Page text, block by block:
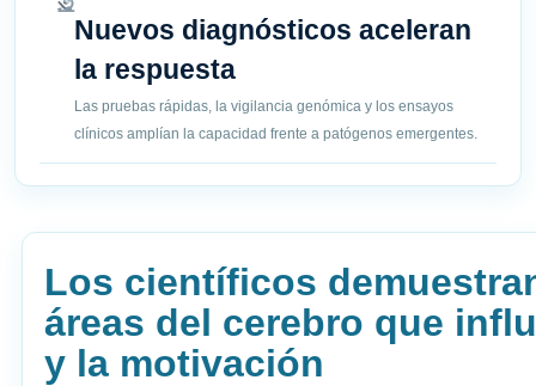
Nuevos diagnósticos aceleran
la respuesta
Las pruebas rápidas, la vigilancia genómica y los ensayos
clínicos amplían la capacidad frente a patógenos emergentes.
Los científicos
áreas del cerebro que
y la motivación